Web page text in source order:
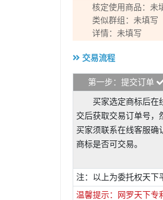
核定使用商品：未
类似群组：未填写
详情：未填写
交易流程
第一步：提交订单
买家选定商标后在
交后获取交易订单号，
买家须联系在线客服确
商标是否可交易。
注：以上为委托权天下
温馨提示：网罗天下专